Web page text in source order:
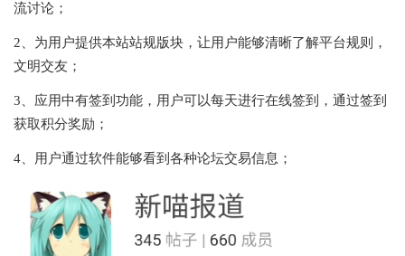
流讨论；
2、为用户提供本站站规版块，让用户能够清晰了解平台规则，
文明交友；
3、应用中有签到功能，用户可以每天进行在线签到，通过签到
获取积分奖励；
4、用户通过软件能够看到各种论坛交易信息；